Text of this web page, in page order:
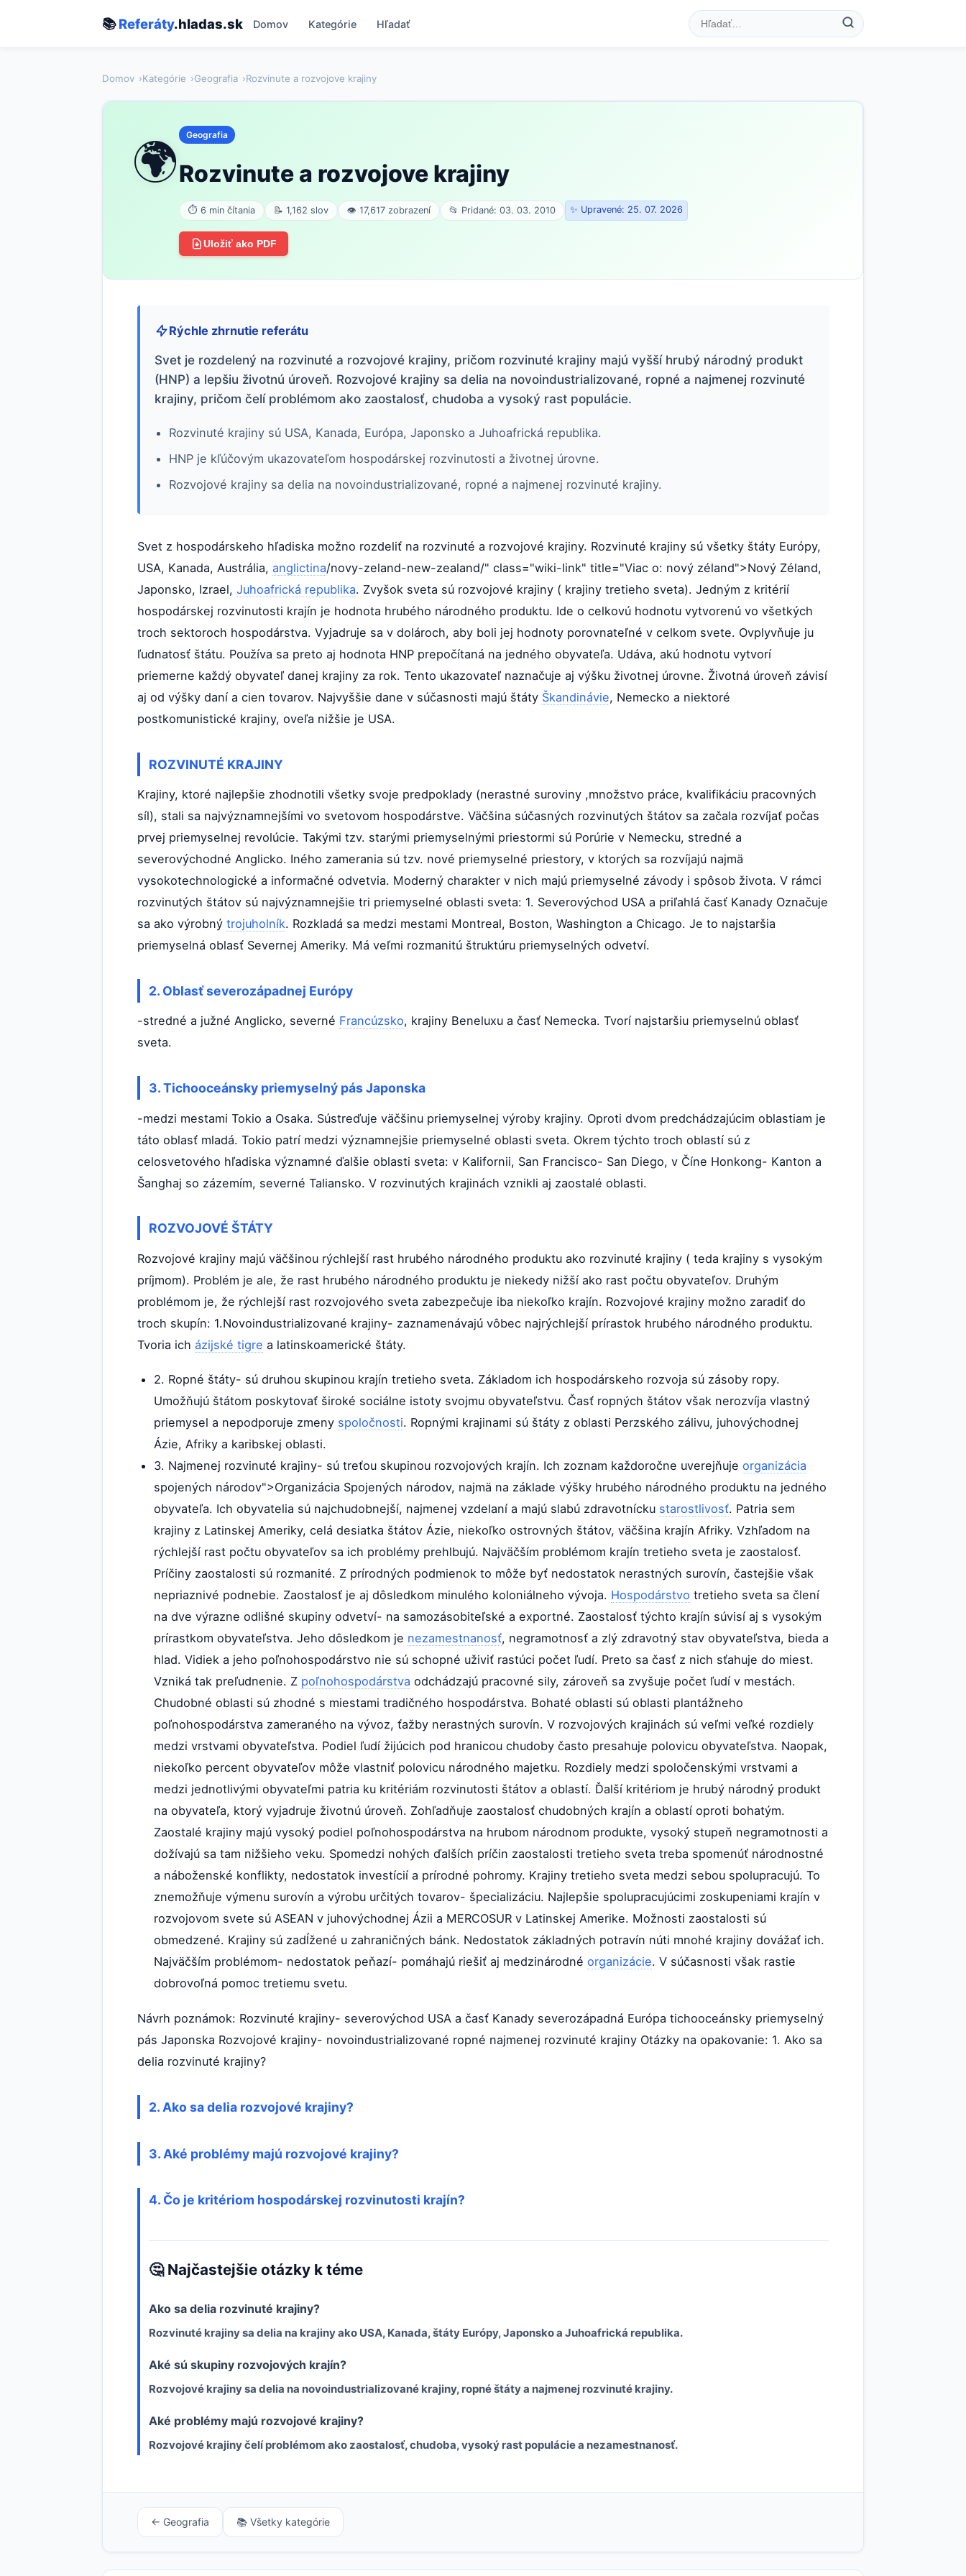
📚Referáty.hladas.sk Domov Kategórie Hľadať
Domov Kategórie Geografia Rozvinute a rozvojove krajiny
🌍 Geografia
Rozvinute a rozvojove krajiny
⏱ 6 min čítania 📝 1,162 slov 👁 17,617 zobrazení 📂 Pridané: 03. 03. 2010 ✨ Upravené: 25. 07. 2026
Uložiť ako PDF
Rýchle zhrnutie referátu
Svet je rozdelený na rozvinuté a rozvojové krajiny, pričom rozvinuté krajiny majú vyšší hrubý národný produkt
(HNP) a lepšiu životnú úroveň. Rozvojové krajiny sa delia na novoindustrializované, ropné a najmenej rozvinuté
krajiny, pričom čelí problémom ako zaostalosť, chudoba a vysoký rast populácie.
Rozvinuté krajiny sú USA, Kanada, Európa, Japonsko a Juhoafrická republika.
HNP je kľúčovým ukazovateľom hospodárskej rozvinutosti a životnej úrovne.
Rozvojové krajiny sa delia na novoindustrializované, ropné a najmenej rozvinuté krajiny.
Svet z hospodárskeho hľadiska možno rozdeliť na rozvinuté a rozvojové krajiny. Rozvinuté krajiny sú všetky štáty Európy,
USA, Kanada, Austrália, anglictina/novy-zeland-new-zealand/" class="wiki-link" title="Viac o: nový zéland">Nový Zéland,
Japonsko, Izrael, Juhoafrická republika. Zvyšok sveta sú rozvojové krajiny ( krajiny tretieho sveta). Jedným z kritérií
hospodárskej rozvinutosti krajín je hodnota hrubého národného produktu. Ide o celkovú hodnotu vytvorenú vo všetkých
troch sektoroch hospodárstva. Vyjadruje sa v dolároch, aby boli jej hodnoty porovnateľné v celkom svete. Ovplyvňuje ju
ľudnatosť štátu. Používa sa preto aj hodnota HNP prepočítaná na jedného obyvateľa. Udáva, akú hodnotu vytvorí
priemerne každý obyvateľ danej krajiny za rok. Tento ukazovateľ naznačuje aj výšku životnej úrovne. Životná úroveň závisí
aj od výšky daní a cien tovarov. Najvyššie dane v súčasnosti majú štáty Škandinávie, Nemecko a niektoré
postkomunistické krajiny, oveľa nižšie je USA.
ROZVINUTÉ KRAJINY
Krajiny, ktoré najlepšie zhodnotili všetky svoje predpoklady (nerastné suroviny ,množstvo práce, kvalifikáciu pracovných
síl), stali sa najvýznamnejšími vo svetovom hospodárstve. Väčšina súčasných rozvinutých štátov sa začala rozvíjať počas
prvej priemyselnej revolúcie. Takými tzv. starými priemyselnými priestormi sú Porúrie v Nemecku, stredné a
severovýchodné Anglicko. Iného zamerania sú tzv. nové priemyselné priestory, v ktorých sa rozvíjajú najmä
vysokotechnologické a informačné odvetvia. Moderný charakter v nich majú priemyselné závody i spôsob života. V rámci
rozvinutých štátov sú najvýznamnejšie tri priemyselné oblasti sveta: 1. Severovýchod USA a priľahlá časť Kanady Označuje
sa ako výrobný trojuholník. Rozkladá sa medzi mestami Montreal, Boston, Washington a Chicago. Je to najstaršia
priemyselná oblasť Severnej Ameriky. Má veľmi rozmanitú štruktúru priemyselných odvetví.
2. Oblasť severozápadnej Európy
-stredné a južné Anglicko, severné Francúzsko, krajiny Beneluxu a časť Nemecka. Tvorí najstaršiu priemyselnú oblasť
sveta.
3. Tichooceánsky priemyselný pás Japonska
-medzi mestami Tokio a Osaka. Sústreďuje väčšinu priemyselnej výroby krajiny. Oproti dvom predchádzajúcim oblastiam je
táto oblasť mladá. Tokio patrí medzi významnejšie priemyselné oblasti sveta. Okrem týchto troch oblastí sú z
celosvetového hľadiska významné ďalšie oblasti sveta: v Kalifornii, San Francisco- San Diego, v Číne Honkong- Kanton a
Šanghaj so zázemím, severné Taliansko. V rozvinutých krajinách vznikli aj zaostalé oblasti.
ROZVOJOVÉ ŠTÁTY
Rozvojové krajiny majú väčšinou rýchlejší rast hrubého národného produktu ako rozvinuté krajiny ( teda krajiny s vysokým
príjmom). Problém je ale, že rast hrubého národného produktu je niekedy nižší ako rast počtu obyvateľov. Druhým
problémom je, že rýchlejší rast rozvojového sveta zabezpečuje iba niekoľko krajín. Rozvojové krajiny možno zaradiť do
troch skupín: 1.Novoindustrializované krajiny- zaznamenávajú vôbec najrýchlejší prírastok hrubého národného produktu.
Tvoria ich ázijské tigre a latinskoamerické štáty.
2. Ropné štáty- sú druhou skupinou krajín tretieho sveta. Základom ich hospodárskeho rozvoja sú zásoby ropy.
Umožňujú štátom poskytovať široké sociálne istoty svojmu obyvateľstvu. Časť ropných štátov však nerozvíja vlastný
priemysel a nepodporuje zmeny spoločnosti. Ropnými krajinami sú štáty z oblasti Perzského zálivu, juhovýchodnej
Ázie, Afriky a karibskej oblasti.
3. Najmenej rozvinuté krajiny- sú treťou skupinou rozvojových krajín. Ich zoznam každoročne uverejňuje organizácia
spojených národov">Organizácia Spojených národov, najmä na základe výšky hrubého národného produktu na jedného
obyvateľa. Ich obyvatelia sú najchudobnejší, najmenej vzdelaní a majú slabú zdravotnícku starostlivosť. Patria sem
krajiny z Latinskej Ameriky, celá desiatka štátov Ázie, niekoľko ostrovných štátov, väčšina krajín Afriky. Vzhľadom na
rýchlejší rast počtu obyvateľov sa ich problémy prehlbujú. Najväčším problémom krajín tretieho sveta je zaostalosť.
Príčiny zaostalosti sú rozmanité. Z prírodných podmienok to môže byť nedostatok nerastných surovín, častejšie však
nepriaznivé podnebie. Zaostalosť je aj dôsledkom minulého koloniálneho vývoja. Hospodárstvo tretieho sveta sa člení
na dve výrazne odlišné skupiny odvetví- na samozásobiteľské a exportné. Zaostalosť týchto krajín súvisí aj s vysokým
prírastkom obyvateľstva. Jeho dôsledkom je nezamestnanosť, negramotnosť a zlý zdravotný stav obyvateľstva, bieda a
hlad. Vidiek a jeho poľnohospodárstvo nie sú schopné uživiť rastúci počet ľudí. Preto sa časť z nich sťahuje do miest.
Vzniká tak preľudnenie. Z poľnohospodárstva odchádzajú pracovné sily, zároveň sa zvyšuje počet ľudí v mestách.
Chudobné oblasti sú zhodné s miestami tradičného hospodárstva. Bohaté oblasti sú oblasti plantážneho
poľnohospodárstva zameraného na vývoz, ťažby nerastných surovín. V rozvojových krajinách sú veľmi veľké rozdiely
medzi vrstvami obyvateľstva. Podiel ľudí žijúcich pod hranicou chudoby často presahuje polovicu obyvateľstva. Naopak,
niekoľko percent obyvateľov môže vlastniť polovicu národného majetku. Rozdiely medzi spoločenskými vrstvami a
medzi jednotlivými obyvateľmi patria ku kritériám rozvinutosti štátov a oblastí. Ďalší kritériom je hrubý národný produkt
na obyvateľa, ktorý vyjadruje životnú úroveň. Zohľadňuje zaostalosť chudobných krajín a oblastí oproti bohatým.
Zaostalé krajiny majú vysoký podiel poľnohospodárstva na hrubom národnom produkte, vysoký stupeň negramotnosti a
dožívajú sa tam nižšieho veku. Spomedzi nohých ďalších príčin zaostalosti tretieho sveta treba spomenúť národnostné
a náboženské konflikty, nedostatok investícií a prírodné pohromy. Krajiny tretieho sveta medzi sebou spolupracujú. To
znemožňuje výmenu surovín a výrobu určitých tovarov- špecializáciu. Najlepšie spolupracujúcimi zoskupeniami krajín v
rozvojovom svete sú ASEAN v juhovýchodnej Ázii a MERCOSUR v Latinskej Amerike. Možnosti zaostalosti sú
obmedzené. Krajiny sú zadĺžené u zahraničných bánk. Nedostatok základných potravín núti mnohé krajiny dovážať ich.
Najväčším problémom- nedostatok peňazí- pomáhajú riešiť aj medzinárodné organizácie. V súčasnosti však rastie
dobrovoľná pomoc tretiemu svetu.
Návrh poznámok: Rozvinuté krajiny- severovýchod USA a časť Kanady severozápadná Európa tichooceánsky priemyselný
pás Japonska Rozvojové krajiny- novoindustrializované ropné najmenej rozvinuté krajiny Otázky na opakovanie: 1. Ako sa
delia rozvinuté krajiny?
2. Ako sa delia rozvojové krajiny?
3. Aké problémy majú rozvojové krajiny?
4. Čo je kritériom hospodárskej rozvinutosti krajín?
🤔 Najčastejšie otázky k téme
Ako sa delia rozvinuté krajiny?
Rozvinuté krajiny sa delia na krajiny ako USA, Kanada, štáty Európy, Japonsko a Juhoafrická republika.
Aké sú skupiny rozvojových krajín?
Rozvojové krajiny sa delia na novoindustrializované krajiny, ropné štáty a najmenej rozvinuté krajiny.
Aké problémy majú rozvojové krajiny?
Rozvojové krajiny čelí problémom ako zaostalosť, chudoba, vysoký rast populácie a nezamestnanosť.
← Geografia 📚 Všetky kategórie